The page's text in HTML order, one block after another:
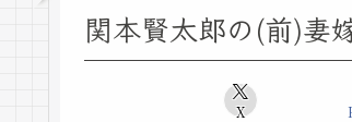
関本賢太郎の(前)妻
X